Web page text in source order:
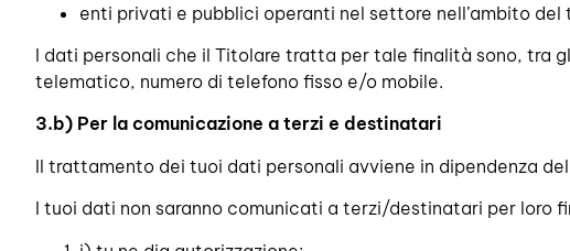
enti privati e pubblici operanti nel settore nell’ambito
I dati personali che il Titolare tratta per tale finalità sono, tra
telematico, numero di telefono fisso e/o mobile.
3.b) Per la comunicazione a terzi e destinatari
Il trattamento dei tuoi dati personali avviene in dipendenza
I tuoi dati non saranno comunicati a terzi/destinatari per loro